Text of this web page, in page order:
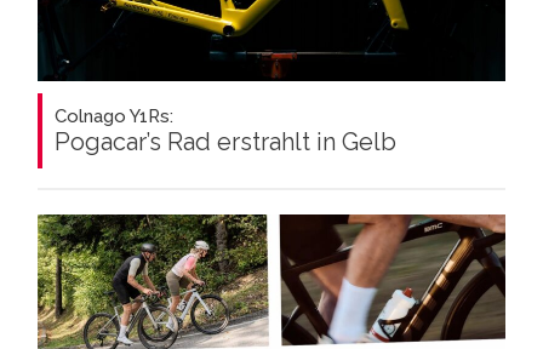
Colnago Y1Rs:
Pogacar’s Rad erstrahlt in Gelb